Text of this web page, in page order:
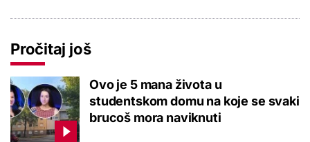
Pročitaj još
Ovo je 5 mana života u
studentskom domu na koje se svaki
brucoš mora naviknuti